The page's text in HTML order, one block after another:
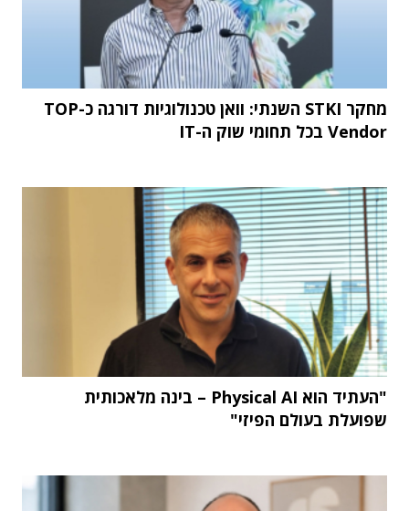
מחקר STKI השנתי: וואן טכנולוגיות דורגה כ-TOP
Vendor בכל תחומי שוק ה-IT
"העתיד הוא Physical AI – בינה מלאכותית
שפועלת בעולם הפיזי"